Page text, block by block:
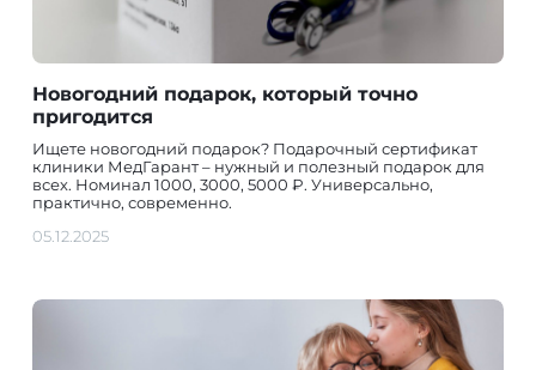
Новогодний подарок, который точно
пригодится
Ищете новогодний подарок? Подарочный сертификат
клиники МедГарант – нужный и полезный подарок для
всех. Номинал 1000, 3000, 5000 ₽. Универсально,
практично, современно.
05.12.2025